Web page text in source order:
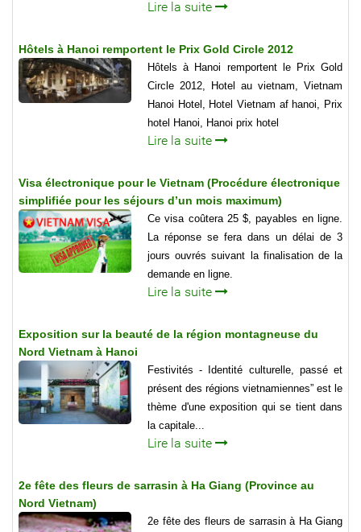
Lire la suite
Hôtels à Hanoi remportent le Prix Gold Circle 2012
Hôtels à Hanoi remportent le Prix Gold
Circle 2012, Hotel au vietnam, Vietnam
Hanoi Hotel, Hotel Vietnam af hanoi, Prix
hotel Hanoi, Hanoi prix hotel
Lire la suite
Visa électronique pour le Vietnam (Procédure électronique
simplifiée pour les séjours d’un mois maximum)
Ce visa coûtera 25 $, payables en ligne.
La réponse se fera dans un délai de 3
jours ouvrés suivant la finalisation de la
demande en ligne.
Lire la suite
Exposition sur la beauté de la région montagneuse du
Nord Vietnam à Hanoi
Festivités - Identité culturelle, passé et
présent des régions vietnamiennes” est le
thème d'une exposition qui se tient dans
la capitale...
Lire la suite
2e fête des fleurs de sarrasin à Ha Giang (Province au
Nord Vietnam)
2e fête des fleurs de sarrasin à Ha Giang